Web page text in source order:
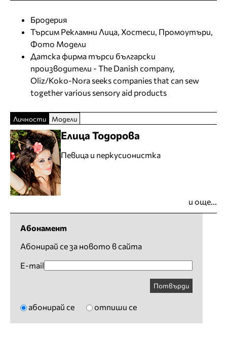
Бродерия
Търсим Рекламни Лица, Хостеси, Промоутъри,
Фото Модели
Датска фирма търси български
производители - The Danish company,
Oliz/Koko-Nora seeks companies that can sew
together various sensory aid products
Личности Модели
Елица Тодорова
Певица и перкусионистка
и още...
Абонамент
Абонирай се за новото в сайта
E-mail
Потвърди
абонирай се отпиши се